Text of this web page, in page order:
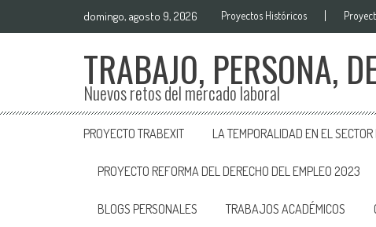
domingo, agosto 9, 2026 Proyectos Históricos
TRABAJO, PERSONA,
Nuevos retos del mercado laboral
PROYECTO TRABEXIT LA TEMPORALIDAD EN EL
PROYECTO REFORMA DEL DERECHO DEL EMPLEO 2023
BLOGS PERSONALES TRABAJOS ACADÉMICOS